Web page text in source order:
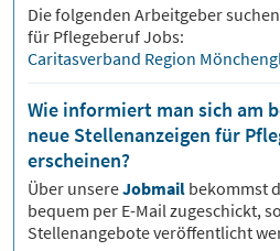
Die folgenden Arbeitgeber
für PflegeberufJobs:
Caritasverband Region
Wie informiert man sich am
neue Stellenanzeigen für
erscheinen?
Über unsereJobmail bekommst
bequem per E-Mail zugeschickt,
Stellenangebote veröffentlicht